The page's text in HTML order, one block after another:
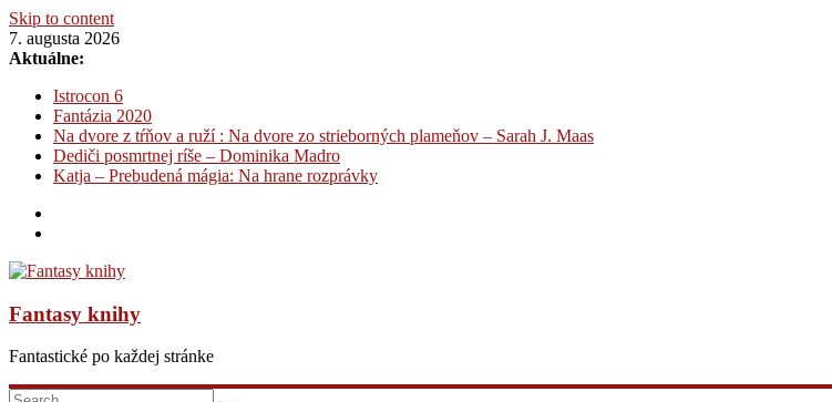
Skip to content
7. augusta 2026
Aktuálne:
Istrocon 6
Fantázia 2020
Na dvore z tŕňov a ruží : Na dvore zo strieborných plameňov – Sarah J. Maas
Dediči posmrtnej ríše – Dominika Madro
Katja – Prebudená mágia: Na hrane rozprávky
Fantasy knihy
Fantastické po každej stránke